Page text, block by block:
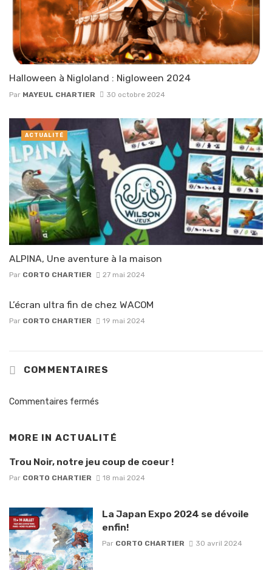
Halloween à Nigloland : Nigloween 2024
Par MAYEUL CHARTIER 30 octobre 2024
ALPINA, Une aventure à la maison
Par CORTO CHARTIER 27 mai 2024
ACTUALITÉ
L’écran ultra fin de chez WACOM
Par CORTO CHARTIER 19 mai 2024
COMMENTAIRES
Commentaires fermés
MORE IN ACTUALITÉ
Trou Noir, notre jeu coup de coeur !
Par CORTO CHARTIER 18 mai 2024
La Japan Expo 2024 se dévoile
enfin!
Par CORTO CHARTIER 30 avril 2024